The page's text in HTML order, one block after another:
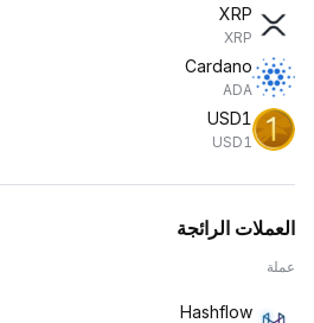
XRP
XRP
Cardano
ADA
USD1
USD1
العملات الرائجة
عملة
Hashflow